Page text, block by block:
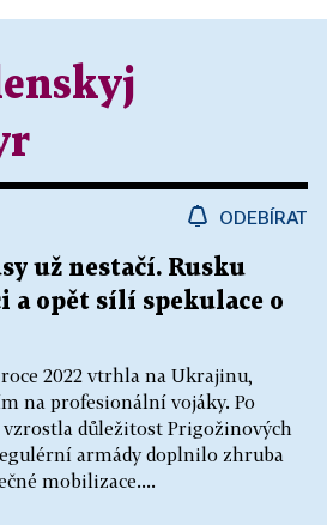
ODEBÍRAT
už nestačí. Rusku
a opět sílí spekulace o
2022 vtrhla na Ukrajinu,
na profesionální vojáky. Po
důležitost Prigožinových
armády doplnilo zhruba
mobilizace....